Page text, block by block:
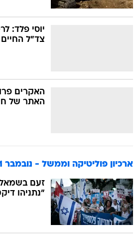
יוסי פלד:
צד"ל
האקרים
האתר של
ארכיון פוליטיקה וממשל - נובמבר 2011
זעם בשמאל
"נתניהו